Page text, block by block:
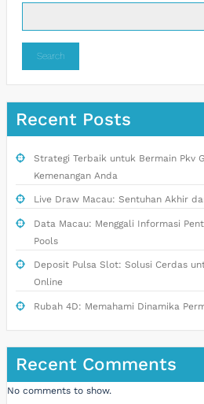
Search
Recent Posts
Strategi Terbaik untuk Bermain Pkv
Kemenangan Anda
Live Draw Macau: Sentuhan Akhir
Data Macau: Menggali Informasi
Pools
Deposit Pulsa Slot: Solusi Cerdas
Online
Rubah 4D: Memahami Dinamika
Recent Comments
No comments to show.